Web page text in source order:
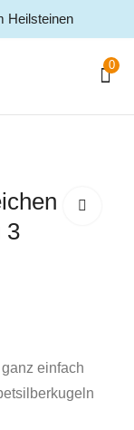
Heilsteinen
0
3
einfach